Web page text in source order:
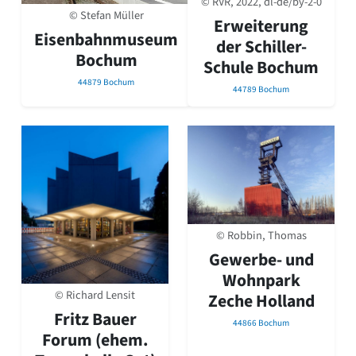
David Chipperfield
Harald Deilmann
Gottfried Böhm
Schneider von Esleben
Peter Behrens
Auszeichnung vorbildlicher Bauten NRW 2020
Gesamtübersicht...
Gegenwart
Postmoderne
1950er-70er Jahre
Moderne
Reformarchitektur
Jugendstil
Historismus
Klassizismus
Barock
Renaissance
Gotik
© Stefan Müller
Eisenbahnmuseum
Bochum
44879 Bochum
Erweiterung
der Schiller-
Schule Bochum
44789 Bochum
© Richard Lensit
Fritz Bauer
Forum (ehem.
© Robbin, Thomas
Gewerbe- und
Wohnpark
Zeche Holland
44866 Bochum